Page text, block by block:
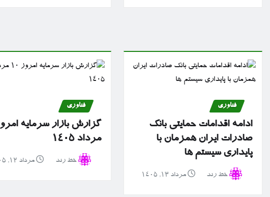
فناوری
ادامه اقدامات حمایتی بانک
صادرات ایران همزمان با
پایداری سیستم ها
خط رند مرداد ۱۳, ۱۴۰۵
فناوری
مرداد ۱۴۰۵
خط رند مرداد ۱۲, ۱۴۰۵